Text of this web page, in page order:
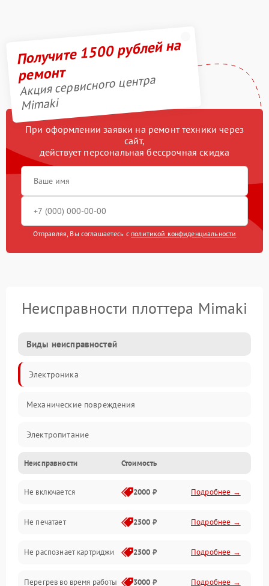
Получите 1500 рублей на
ремонт
Акция сервисного центра
Mimaki
При оформлении заявки на ремонт техники через
сайт,
действует персональная бессрочная скидка
Отправляя, Вы соглашаетесь с политикой конфиденциальности
Неисправности плоттера Mimaki
Виды неисправностей
Электроника
Механические повреждения
Электропитание
Работа системы
Механика
Оптика
Программное обеспечение
Неисправности Стоимость
Не включается 2000 ₽ Подробнее →
Не печатает 2500 ₽ Подробнее →
Не распознает картриджи 2500 ₽ Подробнее →
Перегрев во время работы 3000 ₽ Подробнее →